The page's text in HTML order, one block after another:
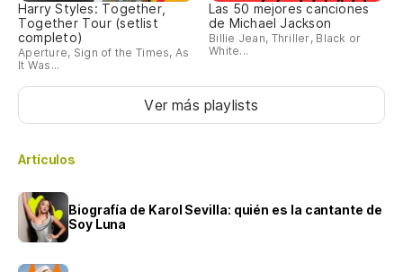
Harry Styles: Together,
Together Tour (setlist
completo)
Aperture, Sign of the Times, As
It Was...
Las 50 mejores canciones
de Michael Jackson
Billie Jean, Thriller, Black or
White...
Ver más playlists
Artículos
Biografía de Karol Sevilla: quién es la cantante de
Soy Luna